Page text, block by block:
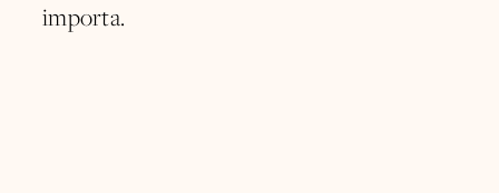
importa.